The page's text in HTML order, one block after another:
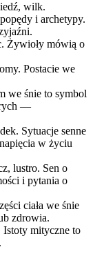
wilk.
i archetypy.
Żywioły mówią o
Postacie we
we śnie to symbol
—
Sytuacje senne
w życiu
lustro. Sen o
i pytania o
ciała we śnie
zdrowia.
mityczne to